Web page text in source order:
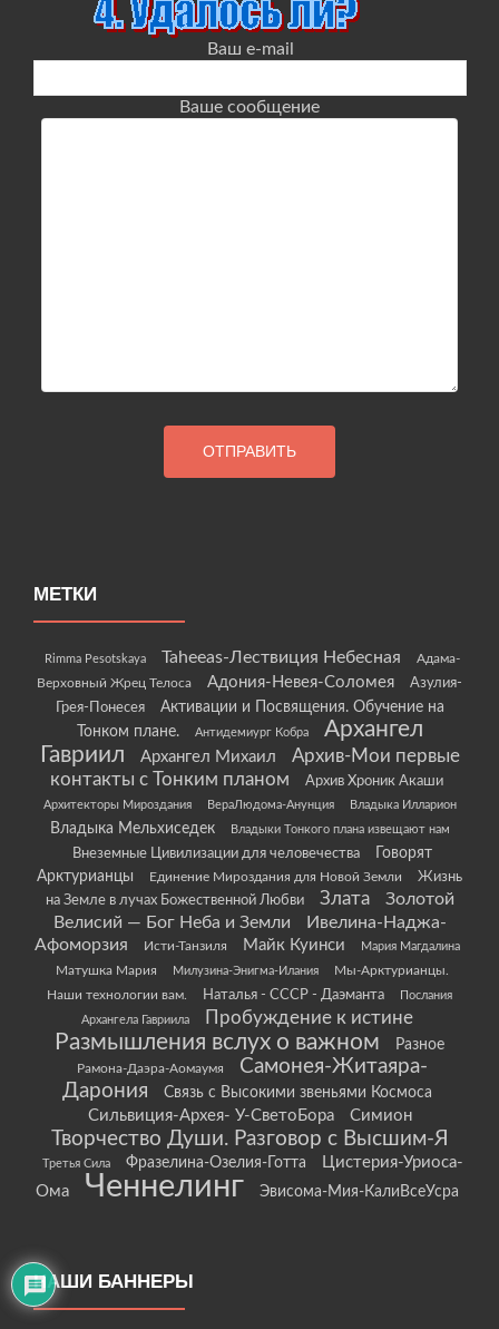
Ваш e-mail
Ваше сообщение
МЕТКИ
Rimma Pesotskaya Taheeas-Лествиция Небесная
Адама-
Верховный Жрец Телоса
Адония-Невея-Соломея
Азулия-
Грея-Понесея
Активации и Посвящения. Обучение на
Тонком плане.
Антидемиург Кобра
Архангел
Гавриил
Архангел Михаил
Архив-Мои первые
контакты с Тонким планом
Архив Хроник Акаши
Архитекторы Мироздания ВераЛюдома-Анунция Владыка Илларион
Владыка Мельхиседек Владыки Тонкого плана извещают нам
Внеземные Цивилизации для человечества
Говорят
Арктурианцы
Единение Мироздания для Новой Земли
Жизнь
на Земле в лучах Божественной Любви
Злата
Золотой
Велисий — Бог Неба и Земли
Ивелина-Наджа-
Афоморзия
Исти-Танзиля Майк Куинси Мария Магдалина
Матушка Мария Милузина-Энигма-Илания
Мы-Арктурианцы.
Наши технологии вам.
Наталья - СССР - Даэманта
Послания
Архангела Гавриила
Пробуждение к истине
Размышления вслух о важном Разное
Рамона-Даэра-Аомаумя
Самонея-Житаяра-
Дарония
Связь с Высокими звеньями Космоса
Сильвиция-Архея- У-СветоБора Симион
Творчество Души. Разговор с Высшим-Я
Третья Сила Фразелина-Озелия-Готта
Цистерия-Уриоса-
Ома
Ченнелинг Эвисома-Мия-КалиВсеУсра
НАШИ БАННЕРЫ